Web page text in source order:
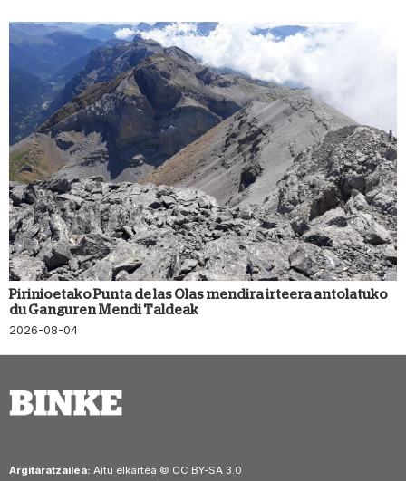
Pirinioetako Punta de las Olas mendira irteera antolatuko
du Ganguren Mendi Taldeak
2026-08-04
Argitaratzailea: Aitu elkartea © CC BY-SA 3.0